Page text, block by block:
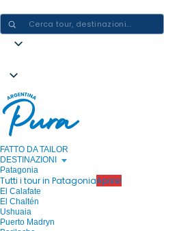
FATTO DA TAILOR
DESTINAZIONI
Patagonia
Tutti i tour in PatagoniaAprire!
El Calafate
El Chaltén
Ushuaia
Puerto Madryn